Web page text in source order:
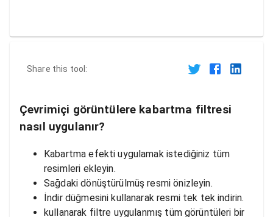
Share this tool:
Çevrimiçi görüntülere kabartma filtresi
nasıl uygulanır?
Kabartma efekti uygulamak istediğiniz tüm
resimleri ekleyin.
Sağdaki dönüştürülmüş resmi önizleyin.
İndir düğmesini kullanarak resmi tek tek indirin.
kullanarak filtre uygulanmış tüm görüntüleri bir